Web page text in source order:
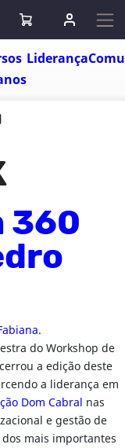
CAMPO DE BUSCA
ABRIR CARRINHO
ENTRAR
DROPDOWN
Liderança
360
.
do Workshop de
a edição deste
a liderança em
Dom Cabral nas
e gestão de
mais importantes